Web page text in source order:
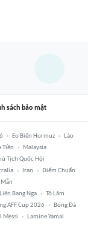
sách bảo mật
Eo Biển Hormuz
Lào
Tiền
Malaysia
Tịch Quốc Hội
Iran
Điểm Chuẩn
Liên Bang Nga
Tô Lâm
AFF Cup 2026
Bóng Đá
Messi
Lamine Yamal